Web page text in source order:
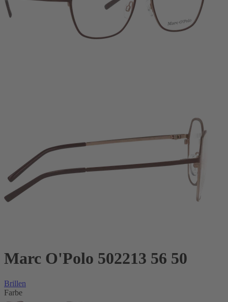
Marc O'Polo 502213 56 50
Brillen
Farbe